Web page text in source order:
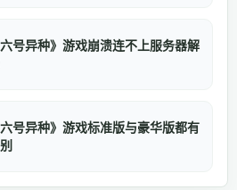
六号异种》游戏崩溃连不上服务器解
六号异种》游戏标准版与豪华版都有